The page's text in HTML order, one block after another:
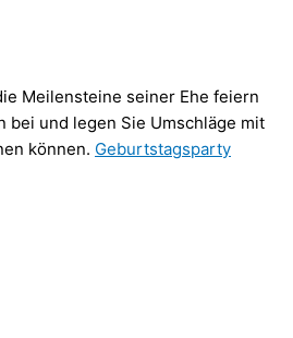
Meilensteine seiner Ehe feiern
bei und legen Sie Umschläge mit
können. Geburtstagsparty